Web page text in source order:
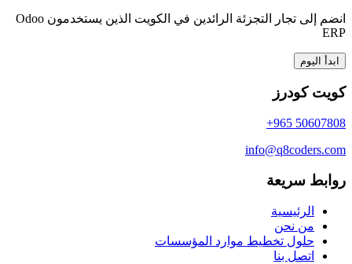
انضم إلى تجار التجزئة الرائدين في الكويت الذين يستخدمون Odoo
ERP
ابدأ اليوم
كويت كودرز
+965 50607808
info@q8coders.com
روابط سريعة
الرئيسية
من نحن
حلول تخطيط موارد المؤسسات
اتصل بنا